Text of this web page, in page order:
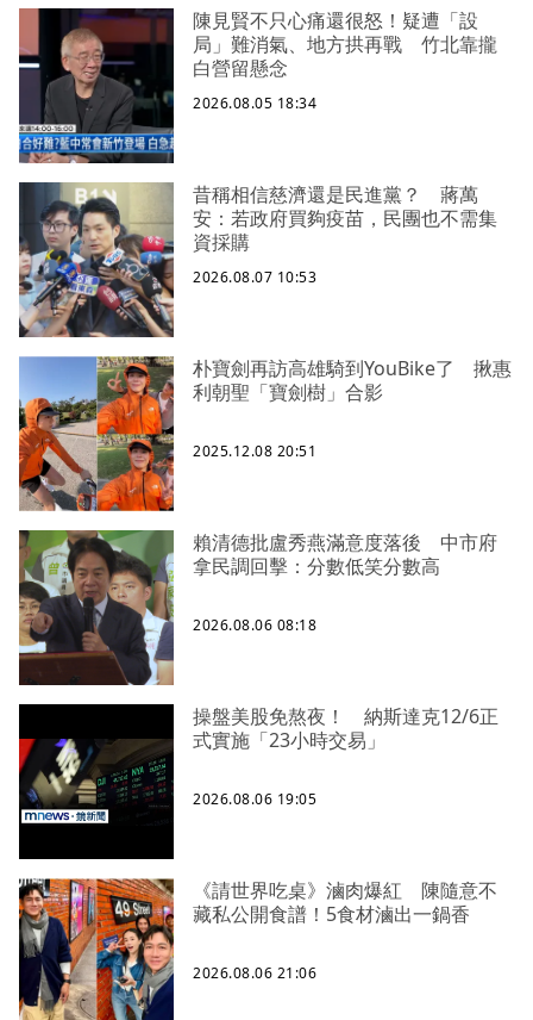
陳見賢不只心痛還很怒！疑遭「設
局」難消氣、地方拱再戰 竹北靠攏
白營留懸念
2026.08.05 18:34
昔稱相信慈濟還是民進黨？ 蔣萬
安：若政府買夠疫苗，民團也不需集
資採購
2026.08.07 10:53
朴寶劍再訪高雄騎到YouBike了 揪惠
利朝聖「寶劍樹」合影
2025.12.08 20:51
賴清德批盧秀燕滿意度落後 中市府
拿民調回擊：分數低笑分數高
2026.08.06 08:18
操盤美股免熬夜！ 納斯達克12/6正
式實施「23小時交易」
2026.08.06 19:05
《請世界吃桌》滷肉爆紅 陳隨意不
藏私公開食譜！5食材滷出一鍋香
2026.08.06 21:06